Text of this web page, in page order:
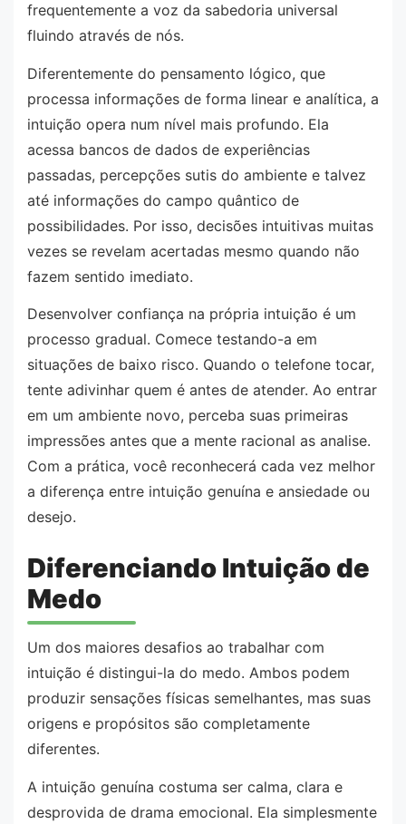
frequentemente a voz da sabedoria universal
fluindo através de nós.
Diferentemente do pensamento lógico, que
processa informações de forma linear e analítica, a
intuição opera num nível mais profundo. Ela
acessa bancos de dados de experiências
passadas, percepções sutis do ambiente e talvez
até informações do campo quântico de
possibilidades. Por isso, decisões intuitivas muitas
vezes se revelam acertadas mesmo quando não
fazem sentido imediato.
Desenvolver confiança na própria intuição é um
processo gradual. Comece testando-a em
situações de baixo risco. Quando o telefone tocar,
tente adivinhar quem é antes de atender. Ao entrar
em um ambiente novo, perceba suas primeiras
impressões antes que a mente racional as analise.
Com a prática, você reconhecerá cada vez melhor
a diferença entre intuição genuína e ansiedade ou
desejo.
Diferenciando Intuição de
Medo
Um dos maiores desafios ao trabalhar com
intuição é distingui-la do medo. Ambos podem
produzir sensações físicas semelhantes, mas suas
origens e propósitos são completamente
diferentes.
A intuição genuína costuma ser calma, clara e
desprovida de drama emocional. Ela simplesmente